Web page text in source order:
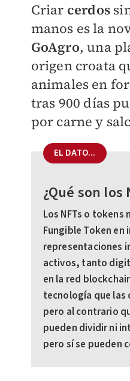
Criar cerdos
manos es la
GoAgro, una
origen croata
animales en
tras 900 días
por carne y
EL DATO...
¿Qué son los
Los NFTs o tokens
Fungible Token en
representaciones
activos, tanto
en la red
tecnología que
pero al contrario
pueden dividir ni
pero sí se pueden